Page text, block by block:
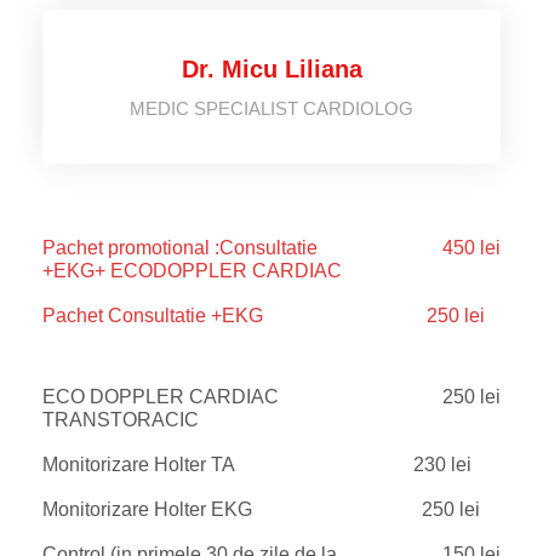
Dr. Micu Liliana
MEDIC SPECIALIST CARDIOLOG
Pachet promotional :Consultatie
+EKG+ ECODOPPLER CARDIAC
450 lei
Pachet Consultatie +EKG 250 lei
ECO DOPPLER CARDIAC
TRANSTORACIC
250 lei
Monitorizare Holter TA 230 lei
Monitorizare Holter EKG 250 lei